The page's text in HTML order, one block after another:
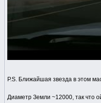
P.S. Ближайшая звезда в этом
Диаметр Земли ~12000, так что